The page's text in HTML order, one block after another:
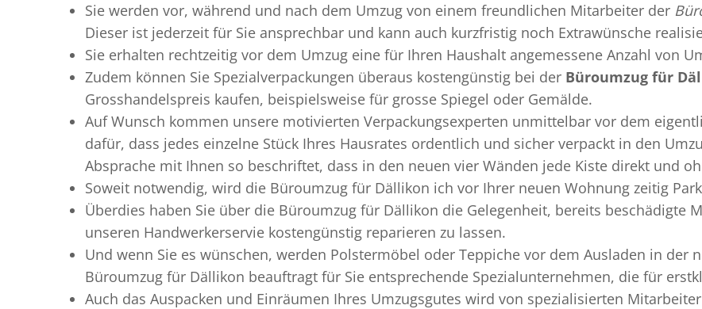
Sie werden vor, während und nach dem Umzug von einem freundlichen Mitarbeiter der
Dieser ist jederzeit für Sie ansprechbar und kann auch kurzfristig noch Extrawünsche
Sie erhalten rechtzeitig vor dem Umzug eine für Ihren Haushalt angemessene Anzahl von
Zudem können Sie Spezialverpackungen überaus kostengünstig bei der Büroumzug für
Grosshandelspreis kaufen, beispielsweise für grosse Spiegel oder Gemälde.
Auf Wunsch kommen unsere motivierten Verpackungsexperten unmittelbar vor dem
dafür, dass jedes einzelne Stück Ihres Hausrates ordentlich und sicher verpackt in den
Absprache mit Ihnen so beschriftet, dass in den neuen vier Wänden jede Kiste direkt und
Soweit notwendig, wird die Büroumzug für Dällikon ich vor Ihrer neuen Wohnung zeitig
Überdies haben Sie über die Büroumzug für Dällikon die Gelegenheit, bereits beschädigte
unseren Handwerkerservie kostengünstig reparieren zu lassen.
Und wenn Sie es wünschen, werden Polstermöbel oder Teppiche vor dem Ausladen in der
Büroumzug für Dällikon beauftragt für Sie entsprechende Spezialunternehmen, die für
Auch das Auspacken und Einräumen Ihres Umzugsgutes wird von spezialisierten